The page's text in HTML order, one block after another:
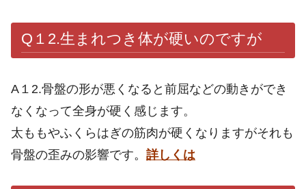
Q１2.生まれつき体が硬いのですが
A１2.骨盤の形が悪くなると前屈などの動きができ
なくなって全身が硬く感じます。
太ももやふくらはぎの筋肉が硬くなりますがそれも
骨盤の歪みの影響です。 詳しくは